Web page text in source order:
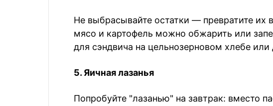
Не выбрасывайте остатки — превратите
мясо и картофель можно обжарить или
для сэндвича на цельнозерновом хлебе
5. Яичная лазанья
Попробуйте "лазанью" на завтрак: вместо